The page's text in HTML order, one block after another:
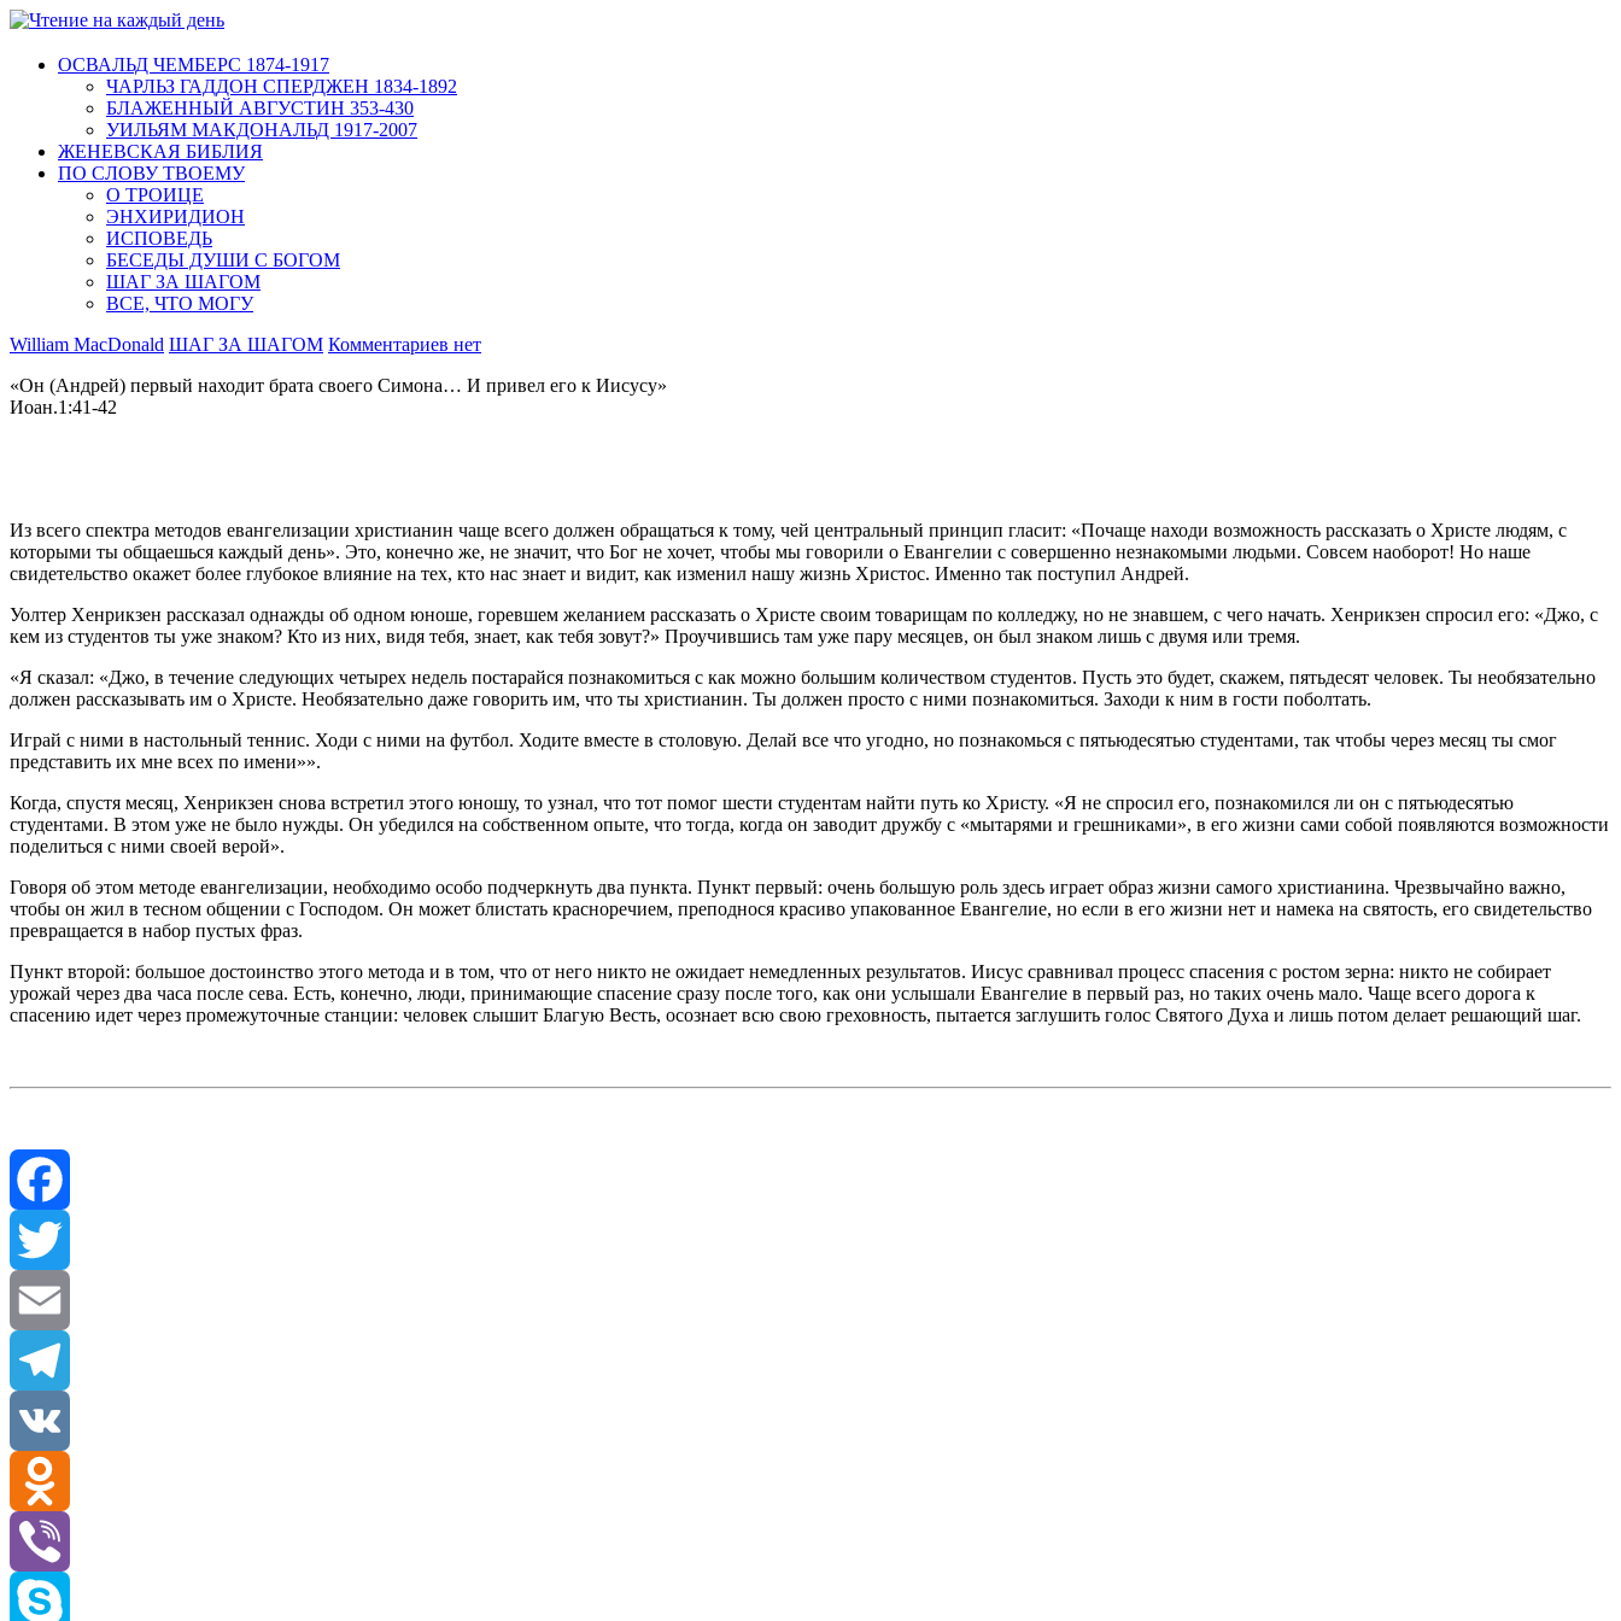
ОСВАЛЬД ЧЕМБЕРС 1874-1917
ЧАРЛЬЗ ГАДДОН СПЕРДЖЕН 1834-1892
БЛАЖЕННЫЙ АВГУСТИН 353-430
УИЛЬЯМ МАКДОНАЛЬД 1917-2007
ЖЕНЕВСКАЯ БИБЛИЯ
ПО СЛОВУ ТВОЕМУ
О ТРОИЦЕ
ЭНХИРИДИОН
ИСПОВЕДЬ
БЕСЕДЫ ДУШИ С БОГОМ
ШАГ ЗА ШАГОМ
ВСЕ, ЧТО МОГУ
William MacDonald ШАГ ЗА ШАГОМ Комментариев нет
«Он (Андрей) первый находит брата своего Симона… И привел его к Иисусу»
Иоан.1:41-42
Из всего спектра методов евангелизации христианин чаще всего должен обращаться к тому, чей центральный принцип гласит: «Почаще находи возможность рассказать о Христе людям, с
которыми ты общаешься каждый день». Это, конечно же, не значит, что Бог не хочет, чтобы мы говорили о Евангелии с совершенно незнакомыми людьми. Совсем наоборот! Но наше
свидетельство окажет более глубокое влияние на тех, кто нас знает и видит, как изменил нашу жизнь Христос. Именно так поступил Андрей.
Уолтер Хенрикзен рассказал однажды об одном юноше, горевшем желанием рассказать о Христе своим товарищам по колледжу, но не знавшем, с чего начать. Хенрикзен спросил его: «Джо, с
кем из студентов ты уже знаком? Кто из них, видя тебя, знает, как тебя зовут?» Проучившись там уже пару месяцев, он был знаком лишь с двумя или тремя.
«Я сказал: «Джо, в течение следующих четырех недель постарайся познакомиться с как можно большим количеством студентов. Пусть это будет, скажем, пятьдесят человек. Ты необязательно
должен рассказывать им о Христе. Необязательно даже говорить им, что ты христианин. Ты должен просто с ними познакомиться. Заходи к ним в гости поболтать.
Играй с ними в настольный теннис. Ходи с ними на футбол. Ходите вместе в столовую. Делай все что угодно, но познакомься с пятьюдесятью студентами, так чтобы через месяц ты смог
представить их мне всех по имени»».
Когда, спустя месяц, Хенрикзен снова встретил этого юношу, то узнал, что тот помог шести студентам найти путь ко Христу. «Я не спросил его, познакомился ли он с пятьюдесятью
студентами. В этом уже не было нужды. Он убедился на собственном опыте, что тогда, когда он заводит дружбу с «мытарями и грешниками», в его жизни сами собой появляются возможности
поделиться с ними своей верой».
Говоря об этом методе евангелизации, необходимо особо подчеркнуть два пункта. Пункт первый: очень большую роль здесь играет образ жизни самого христианина. Чрезвычайно важно,
чтобы он жил в тесном общении с Господом. Он может блистать красноречием, преподнося красиво упакованное Евангелие, но если в его жизни нет и намека на святость, его свидетельство
превращается в набор пустых фраз.
Пункт второй: большое достоинство этого метода и в том, что от него никто не ожидает немедленных результатов. Иисус сравнивал процесс спасения с ростом зерна: никто не собирает
урожай через два часа после сева. Есть, конечно, люди, принимающие спасение сразу после того, как они услышали Евангелие в первый раз, но таких очень мало. Чаще всего дорога к
спасению идет через промежуточные станции: человек слышит Благую Весть, осознает всю свою греховность, пытается заглушить голос Святого Духа и лишь потом делает решающий шаг.
Facebook
Twitter
Email
Telegram
VK
Odnoklassniki
Viber